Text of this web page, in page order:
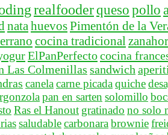
realfooderquesopollo
natahuevosPimentón de la
cocina tradicional
ElPanPerfectococina
Las Colmenillas sandwich
canela carne picada quiche
pan en sarten solomillo
Ras el Hanout gratinado no solo
saludablecarbonara brownie